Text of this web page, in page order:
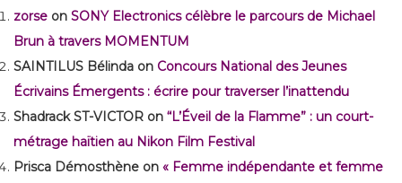
zorse on SONY Electronics célèbre le parcours de Michael
Brun à travers MOMENTUM
SAINTILUS Bélinda on Concours National des Jeunes
Écrivains Émergents : écrire pour traverser l’inattendu
Shadrack ST-VICTOR on “L’Éveil de la Flamme” : un court-
métrage haïtien au Nikon Film Festival
Prisca Démosthène on « Femme indépendante et femme